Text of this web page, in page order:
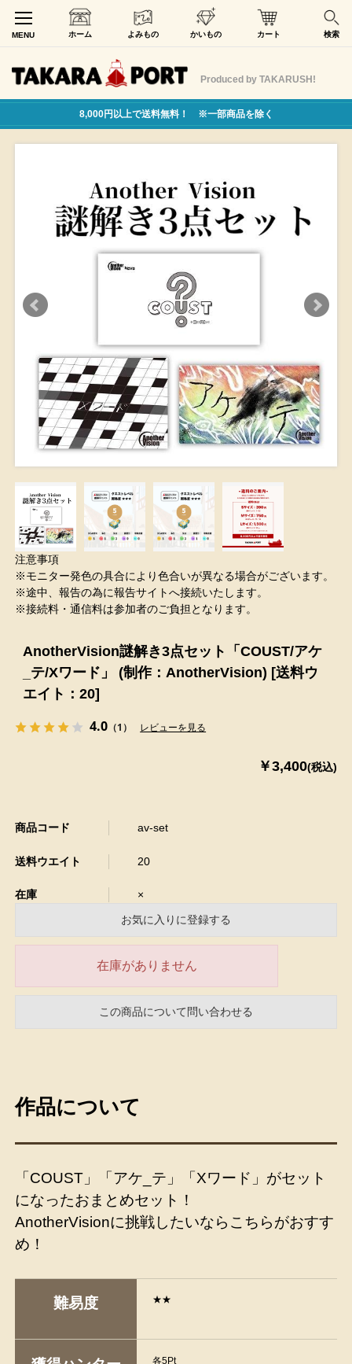
MENU ホーム よみもの かいもの カート 検索
Produced by TAKARUSH!
8,000円以上で送料無料！ ※一部商品を除く
AnotherVision謎解き3点セット「COUST/アケ
_テ/Xワード」 (制作：AnotherVision) [送料ウ
エイト：20]
4.0 （1） レビューを見る
￥3,400(税込)
商品コード av-set
送料ウエイト 20
在庫
×
お気に入りに登録する
在庫がありません
この商品について問い合わせる
作品について
「COUST」「アケ_テ」「Xワード」がセット
になったおまとめセット！
AnotherVisionに挑戦したいならこちらがおすす
め！
難易度 ★★
各5Pt
注意事項
※モニター発色の具合により色合いが異なる場合がございます。
※途中、報告の為に報告サイトへ接続いたします。
※接続料・通信料は参加者のご負担となります。